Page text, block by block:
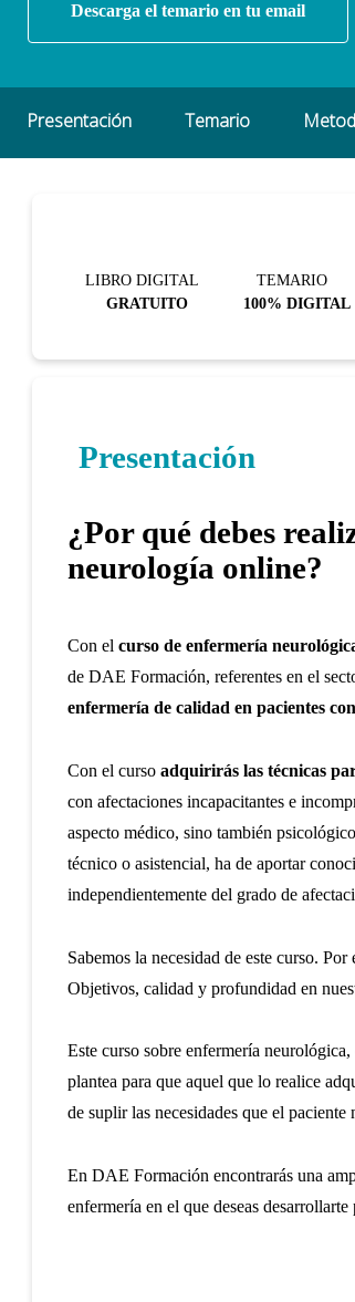
Descarga el temario en tu email
Presentación Temario
LIBRO DIGITAL
GRATUITO
TEMARIO
100% DIGITAL
Presentación
¿Por qué debes
neurología online?
Con el curso de enfermería
de DAE Formación, referentes en el
enfermería de calidad en pacientes
Con el curso adquirirás las técnicas
con afectaciones incapacitantes e
aspecto médico, sino también
técnico o asistencial, ha de aportar
independientemente del grado de
Sabemos la necesidad de este curso. Por
Objetivos, calidad y profundidad en
Este curso sobre enfermería
plantea para que aquel que lo realice
de suplir las necesidades que el
En DAE Formación encontrarás una
enfermería en el que deseas